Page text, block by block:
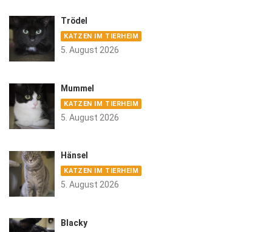
Trödel
KATZEN IM TIERHEIM
5. August 2026
Mummel
KATZEN IM TIERHEIM
5. August 2026
Hänsel
KATZEN IM TIERHEIM
5. August 2026
Blacky